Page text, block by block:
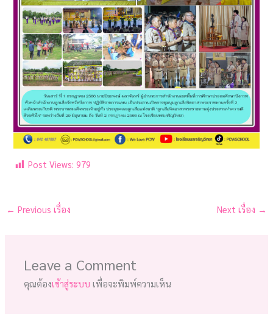
Post Views: 979
← Previous เรื่อง Next เรื่อง →
Leave a Comment
คุณต้องเข้าสู่ระบบ เพื่อจะพิมพ์ความเห็น